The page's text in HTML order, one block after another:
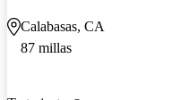
Calabasas, CA
87 millas